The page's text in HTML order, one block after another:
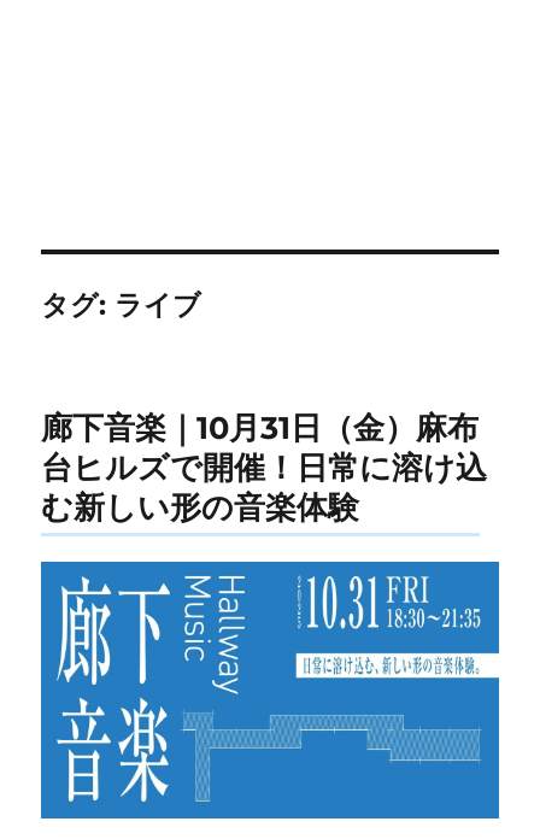
タグ: ライブ
廊下音楽｜10月31日（金）麻布
台ヒルズで開催！日常に溶け込
む新しい形の音楽体験